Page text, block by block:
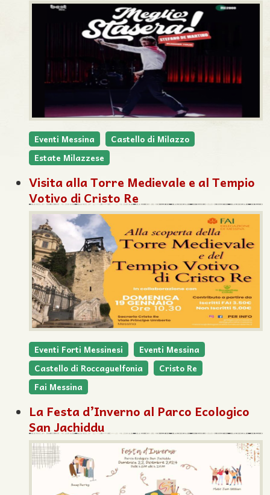
Eventi Messina
Castello di Milazzo
Estate Milazzese
Visita alla Torre Medievale e al Tempio
Votivo di Cristo Re
Eventi Forti Messinesi
Eventi Messina
Castello di Roccaguelfonia
Cristo Re
Fai Messina
La Festa d’Inverno al Parco Ecologico
San Jachiddu